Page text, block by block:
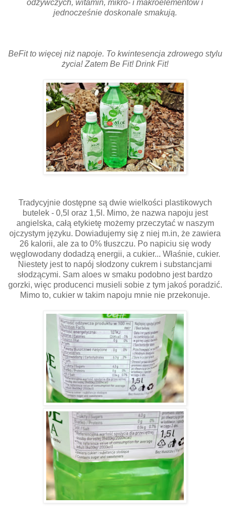
odżywczych, witamin, mikro- i makroelementów i
jednocześnie doskonale smakują.
BeFit to więcej niż napoje. To kwintesencja zdrowego stylu
życia! Zatem Be Fit! Drink Fit!
Tradycyjnie dostępne są dwie wielkości plastikowych
butelek - 0,5l oraz 1,5l. Mimo, że nazwa napoju jest
angielska, całą etykietę możemy przeczytać w naszym
ojczystym języku. Dowiadujemy się z niej m.in, że zawiera
26 kalorii, ale za to 0% tłuszczu. Po napiciu się wody
węglowodany dodadzą energii, a cukier... Właśnie, cukier.
Niestety jest to napój słodzony cukrem i substancjami
słodzącymi. Sam aloes w smaku podobno jest bardzo
gorzki, więc producenci musieli sobie z tym jakoś poradzić.
Mimo to, cukier w takim napoju mnie nie przekonuje.